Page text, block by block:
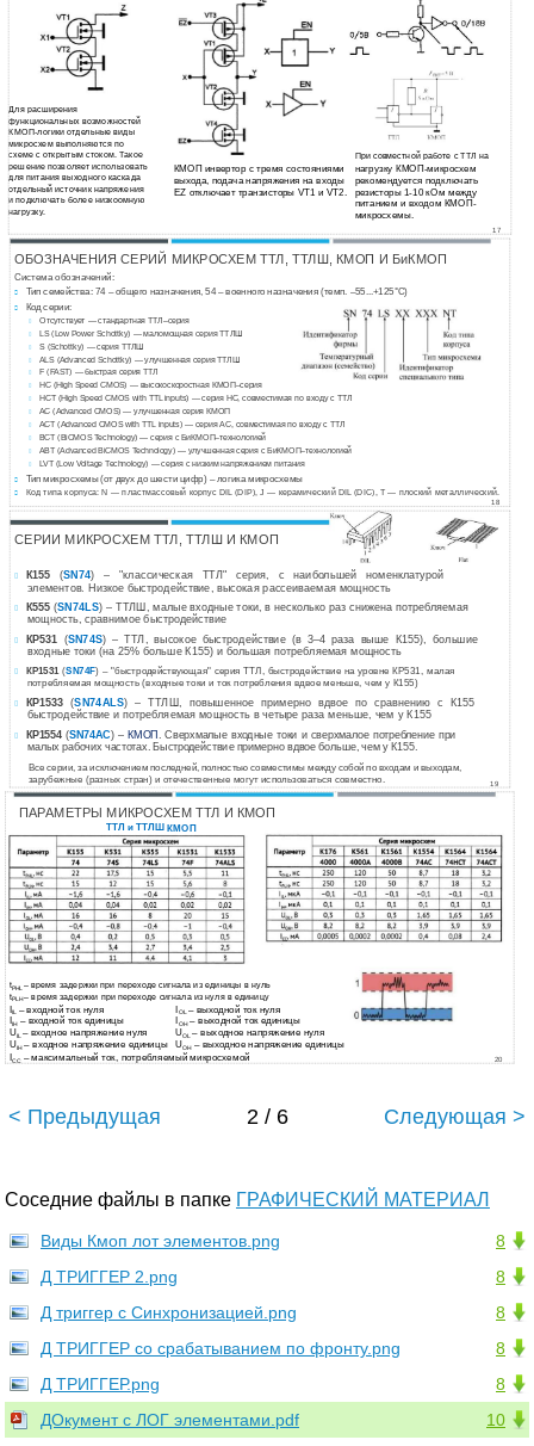
Для расширения
функциональных возможностей
КМОП-логики отдельные виды
микросхем выполняются по
схеме с открытым стоком. Такое
решение позволяет использовать
для питания выходного каскада
отдельный источник напряжения
и подключать более низкоомную
нагрузку.
При совместной работе с ТТЛ на
КМОП инвертор с тремя состояниями нагрузку КМОП-микросхем
выхода, подача напряжения на входы рекомендуется подключать
EZ отключает транзисторы VT1 и VT2.
резисторы 1-10 кОм между
питанием и входом КМОП-
микросхемы.
17
ОБОЗНАЧЕНИЯ СЕРИЙ МИКРОСХЕМ ТТЛ, ТТЛШ, КМОП И БиКМОП
Система обозначений:
 Тип семейства: 74 – общего назначения, 54 – военного назначения (темп. –55...+125°С)
 Код серии:
 Отсутствует — стандартнаяТТЛ–серия
 LS (Low Power Schottky) — маломощная серия ТТЛШ
 S (Schottky) — серия ТТЛШ
 ALS (Advanced Schottky) — улучшенная серия ТТЛШ
 F (FAST) — быстрая серия ТТЛ
 HC (High Speed CMOS) — высокоскоростная КМОП–серия
 HCT (High Speed CMOS with TTL inputs) — серия HC, совместимая по входу с ТТЛ
 AC (Advanced CMOS) — улучшенная серия КМОП
 ACT (Advanced CMOS with TTL inputs) — серия AC, совместимая по входу с ТТЛ
 BCT (BiCMOS Technology) — серия с БиКМОП–технологией
 ABT (Advanced BiCMOS Technology) — улучшенная серия с БиКМОП–технологией
 LVT (Low Voltage Technology) — серия с низким напряжением питания
 Тип микросхемы (от двух до шести цифр) – логика микросхемы
 Код типа корпуса: N — пластмассовый корпус DIL (DIP), J — керамический DIL (DIC), T — плоский металлический.
18
СЕРИИ МИКРОСХЕМ ТТЛ, ТТЛШ И КМОП
 К155(SN74) – "классическая ТТЛ" серия, с наибольшей номенклатурой
элементов. Низкое быстродействие, высокая рассеиваемая мощность
 К555(SN74LS) – ТТЛШ, малые входные токи, в несколько раз снижена потребляемая
мощность, сравнимое быстродействие
 КР531 (SN74S) – ТТЛ, высокое быстродействие (в 3–4 раза выше К155), большие
входные токи (на 25% больше К155) и большая потребляемая мощность
 КР1531(SN74F) – "быстродействующая" серия ТТЛ, быстродействие на уровне КР531, малая
потребляемая мощность (входные токи и ток потребления вдвое меньше, чем у К155)
 КР1533(SN74ALS) – ТТЛШ, повышенное примерно вдвое по сравнению с К155
быстродействие и потребляемая мощность в четыре раза меньше, чем у К155
КР1554 (SN74AC) – КМОП. Сверхмалые входные токи и сверхмалое потребление при
малых рабочих частотах. Быстродействие примерно вдвое больше, чем у К155.
Все серии, за исключением последней, полностью совместимы между собой по входам и выходам,
зарубежные (разных стран) и отечественные могут использоваться совместно. 19
ПАРАМЕТРЫ МИКРОСХЕМ ТТЛ И КМОП
ТТЛ и ТТЛШКМОП
tPHL– время задержки при переходе сигнала из единицы в нуль
tPLH– время задержки при переходе сигнала из нуля в единицу
IIL – входной ток нуля IOL– выходной ток нуля
IIH – входной ток единицы OH– выходной ток единицы
UIL – входное напряжение нуля UOL– выходное напряжение нуля
UIH– входное напряжение единицы UOH – выходное напряжение единицы
ICC – максимальный ток, потребляемый микросхемой 20
< Предыдущая 2 / 6 Следующая >
Соседние файлы в папке ГРАФИЧЕСКИЙ МАТЕРИАЛ
8
Виды Кмоп лот элементов.png
8
Д ТРИГГЕР 2.png
8
Д триггер с Синхронизацией.png
8
Д ТРИГГЕР со срабатыванием по фронту.png
8
Д ТРИГГЕР.png
10
ДОкумент с ЛОГ элементами.pdf